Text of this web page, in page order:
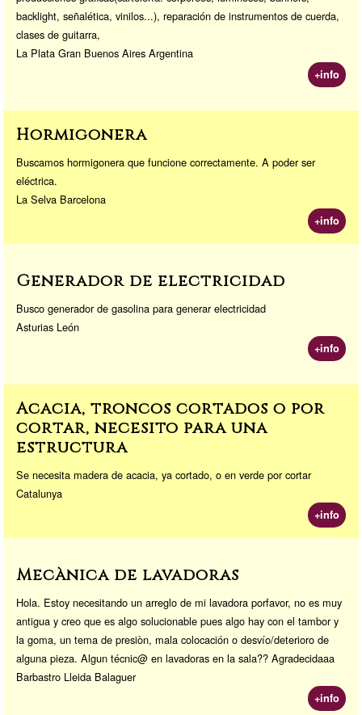
backlight, señalética, vinilos...), reparación de instrumentos de cuerda,
clases de guitarra,
La Plata Gran Buenos Aires Argentina
+info
Hormigonera
Buscamos hormigonera que funcione correctamente. A poder ser
eléctrica.
La Selva Barcelona
+info
Generador de electricidad
Busco generador de gasolina para generar electricidad
Asturias León
+info
Acacia, troncos cortados o por
cortar, necesito para una
estructura
Se necesita madera de acacia, ya cortado, o en verde por cortar
Catalunya
+info
Mecànica de lavadoras
Hola. Estoy necesitando un arreglo de mi lavadora porfavor, no es muy
antigua y creo que es algo solucionable pues algo hay con el tambor y
la goma, un tema de presiòn, mala colocación o desvío/deterioro de
alguna pieza. Algun técnic@ en lavadoras en la sala?? Agradecidaaa
Barbastro Lleida Balaguer
+info